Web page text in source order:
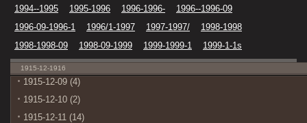
1994--1995
1995-1996 1996-1996-
1996--1996-09
1996-09-1996-1
1996/1-1997 1997-1997/
1998-1998
1998-1998-09
1998-09-1999 1999-1999-1 1999-1-1s
1915-12-1916
1915-12-09 (4)
1915-12-10 (2)
1915-12-11 (14)